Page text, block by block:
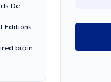
De